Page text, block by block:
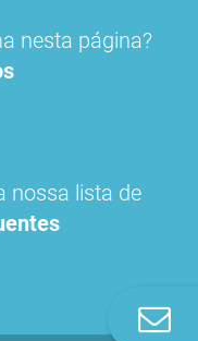
nesta página?
nossa lista de